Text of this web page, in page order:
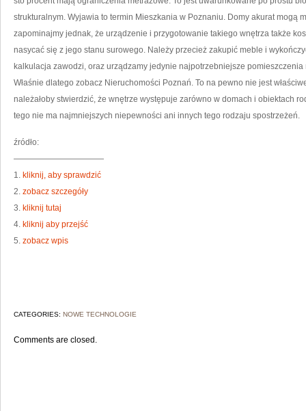
strukturalnym. Wyjawia to termin Mieszkania w Poznaniu. Domy akurat mogą
zapominajmy jednak, że urządzenie i przygotowanie takiego wnętrza także
nasycać się z jego stanu surowego. Należy przecież zakupić meble i
kalkulacja zawodzi, oraz urządzamy jedynie najpotrzebniejsze
Właśnie dlatego zobacz Nieruchomości Poznań. To na pewno nie jest
należałoby stwierdzić, że wnętrze występuje zarówno w domach i obiektach
tego nie ma najmniejszych niepewności ani innych tego rodzaju spostrzeżeń.
źródło:
———————————
1. kliknij, aby sprawdzić
2. zobacz szczegóły
3. kliknij tutaj
4. kliknij aby przejść
5. zobacz wpis
CATEGORIES: NOWE TECHNOLOGIE
Comments are closed.